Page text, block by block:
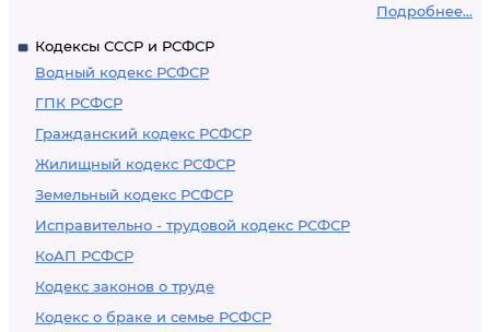
Подробнее...
Кодексы СССР и РСФСР
Водный кодекс РСФСР
ГПК РСФСР
Гражданский кодекс РСФСР
Жилищный кодекс РСФСР
Земельный кодекс РСФСР
Исправительно - трудовой кодекс РСФСР
КоАП РСФСР
Кодекс законов о труде
Кодекс о браке и семье РСФСР